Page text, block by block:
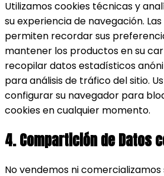
Utilizamos cookies técnicas y
su experiencia de navegación.
permiten recordar sus
mantener los productos en su
recopilar datos estadísticos
para análisis de tráfico del sitio.
configurar su navegador para
cookies en cualquier momento.
4. Compartición de Datos
No vendemos ni comercializamos